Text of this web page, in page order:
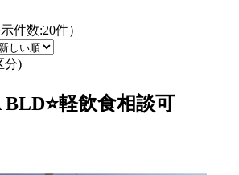
件数:20件）
分)
軽飲食相談可